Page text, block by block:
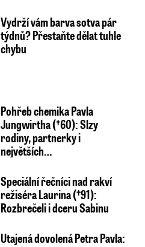
Vydrží vám barva sotva pár
týdnů? Přestaňte dělat tuhle
chybu
Pohřeb chemika Pavla
Jungwirtha (†60): Slzy
rodiny, partnerky i
největších…
Speciální řečníci nad rakví
režiséra Laurina (†91):
Rozbrečeli i dceru Sabinu
Utajená dovolená Petra Pavla: